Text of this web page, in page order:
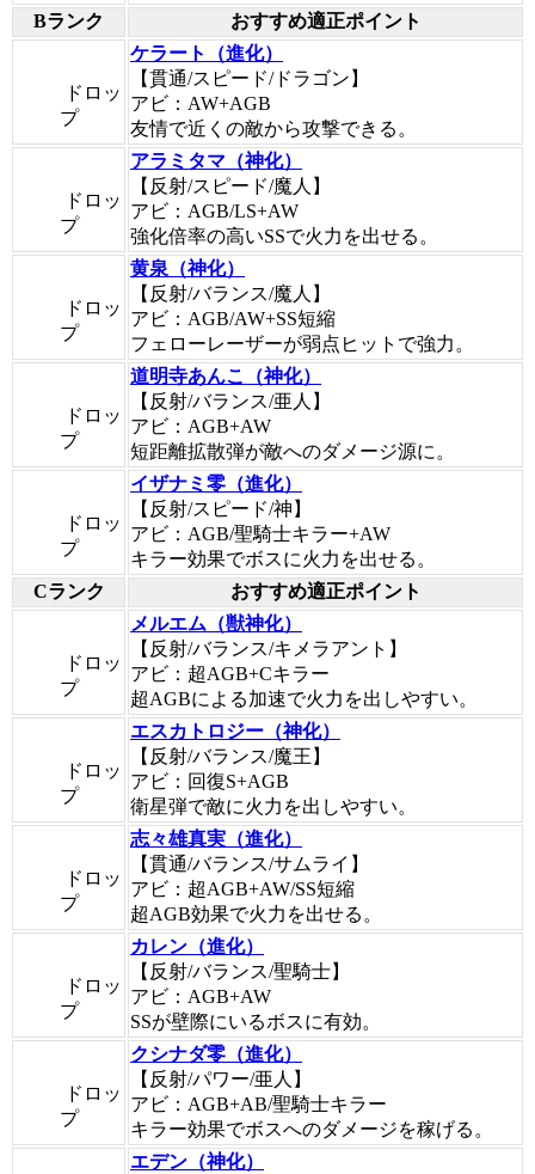
Bランク
おすすめ適正ポイント
ドロッ
プ
ケラート（進化）
【貫通/スピード/ドラゴン】
アビ：AW+AGB
友情で近くの敵から攻撃できる。
ドロッ
プ
アラミタマ（神化）
【反射/スピード/魔人】
アビ：AGB/LS+AW
強化倍率の高いSSで火力を出せる。
ドロッ
プ
黄泉（神化）
【反射/バランス/魔人】
アビ：AGB/AW+SS短縮
フェローレーザーが弱点ヒットで強力。
ドロッ
プ
道明寺あんこ（神化）
【反射/バランス/亜人】
アビ：AGB+AW
短距離拡散弾が敵へのダメージ源に。
ドロッ
プ
イザナミ零（進化）
【反射/スピード/神】
アビ：AGB/聖騎士キラー+AW
キラー効果でボスに火力を出せる。
Cランク
おすすめ適正ポイント
ドロッ
プ
メルエム（獣神化）
【反射/バランス/キメラアント】
アビ：超AGB+Cキラー
超AGBによる加速で火力を出しやすい。
ドロッ
プ
エスカトロジー（神化）
【反射/バランス/魔王】
アビ：回復S+AGB
衛星弾で敵に火力を出しやすい。
ドロッ
プ
志々雄真実（進化）
【貫通/バランス/サムライ】
アビ：超AGB+AW/SS短縮
超AGB効果で火力を出せる。
ドロッ
プ
カレン（進化）
【反射/バランス/聖騎士】
アビ：AGB+AW
SSが壁際にいるボスに有効。
ドロッ
プ
クシナダ零（進化）
【反射/パワー/亜人】
アビ：AGB+AB/聖騎士キラー
キラー効果でボスへのダメージを稼げる。
エデン（神化）